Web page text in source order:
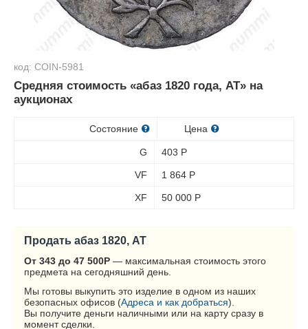
код: COIN-5981
Средняя стоимость «абаз 1820 года, АТ» на
аукционах
Состояние Цена
G 403 Р
VF 1 864 Р
XF 50 000 Р
Продать абаз 1820, АТ
От 343 до 47 500Р — максимальная стоимость этого
предмета на сегодняшний день.
Мы готовы выкупить это изделие в одном из наших
безопасных офисов (Адреса и как добраться).
Вы получите деньги наличными или на карту сразу в
момент сделки.